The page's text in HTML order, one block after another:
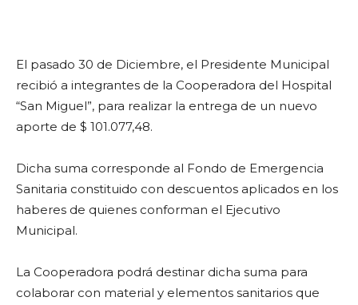
El pasado 30 de Diciembre, el Presidente Municipal
recibió a integrantes de la Cooperadora del Hospital
“San Miguel”, para realizar la entrega de un nuevo
aporte de $ 101.077,48.
Dicha suma corresponde al Fondo de Emergencia
Sanitaria constituido con descuentos aplicados en los
haberes de quienes conforman el Ejecutivo
Municipal.
La Cooperadora podrá destinar dicha suma para
colaborar con material y elementos sanitarios que